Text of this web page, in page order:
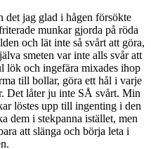
det jag glad i hågen försökte
munkar gjorda på röda
och lät inte så svårt att göra,
smeten var inte alls svår att
lök och ingefära mixades ihop
till bollar, göra ett hål i varje
Det låter ju inte SÅ svårt. Min
löstes upp till ingenting i den
dem i stekpanna istället, men
att slänga och börja leta i